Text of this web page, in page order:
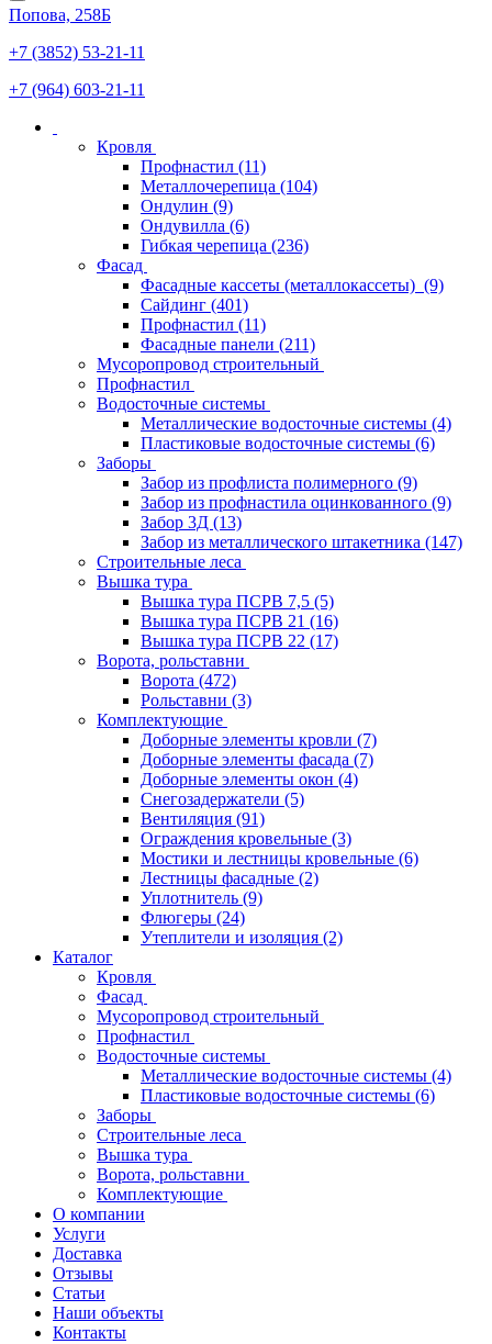
Попова, 258Б
+7 (3852) 53-21-11
+7 (964) 603-21-11
Кровля
Профнастил (11)
Металлочерепица (104)
Ондулин (9)
Ондувилла (6)
Гибкая черепица (236)
Фасад
Фасадные кассеты (металлокассеты) (9)
Сайдинг (401)
Профнастил (11)
Фасадные панели (211)
Мусоропровод строительный
Профнастил
Водосточные системы
Металлические водосточные системы (4)
Пластиковые водосточные системы (6)
Заборы
Забор из профлиста полимерного (9)
Забор из профнастила оцинкованного (9)
Забор 3Д (13)
Забор из металлического штакетника (147)
Строительные леса
Вышка тура
Вышка тура ПСРВ 7,5 (5)
Вышка тура ПСРВ 21 (16)
Вышка тура ПСРВ 22 (17)
Ворота, рольставни
Ворота (472)
Рольставни (3)
Комплектующие
Доборные элементы кровли (7)
Доборные элементы фасада (7)
Доборные элементы окон (4)
Снегозадержатели (5)
Вентиляция (91)
Ограждения кровельные (3)
Мостики и лестницы кровельные (6)
Лестницы фасадные (2)
Уплотнитель (9)
Флюгеры (24)
Утеплители и изоляция (2)
Каталог
Кровля
Фасад
Мусоропровод строительный
Профнастил
Водосточные системы
Металлические водосточные системы (4)
Пластиковые водосточные системы (6)
Заборы
Строительные леса
Вышка тура
Ворота, рольставни
Комплектующие
О компании
Услуги
Доставка
Отзывы
Статьи
Наши объекты
Контакты